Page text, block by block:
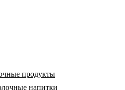
продукты
напитки